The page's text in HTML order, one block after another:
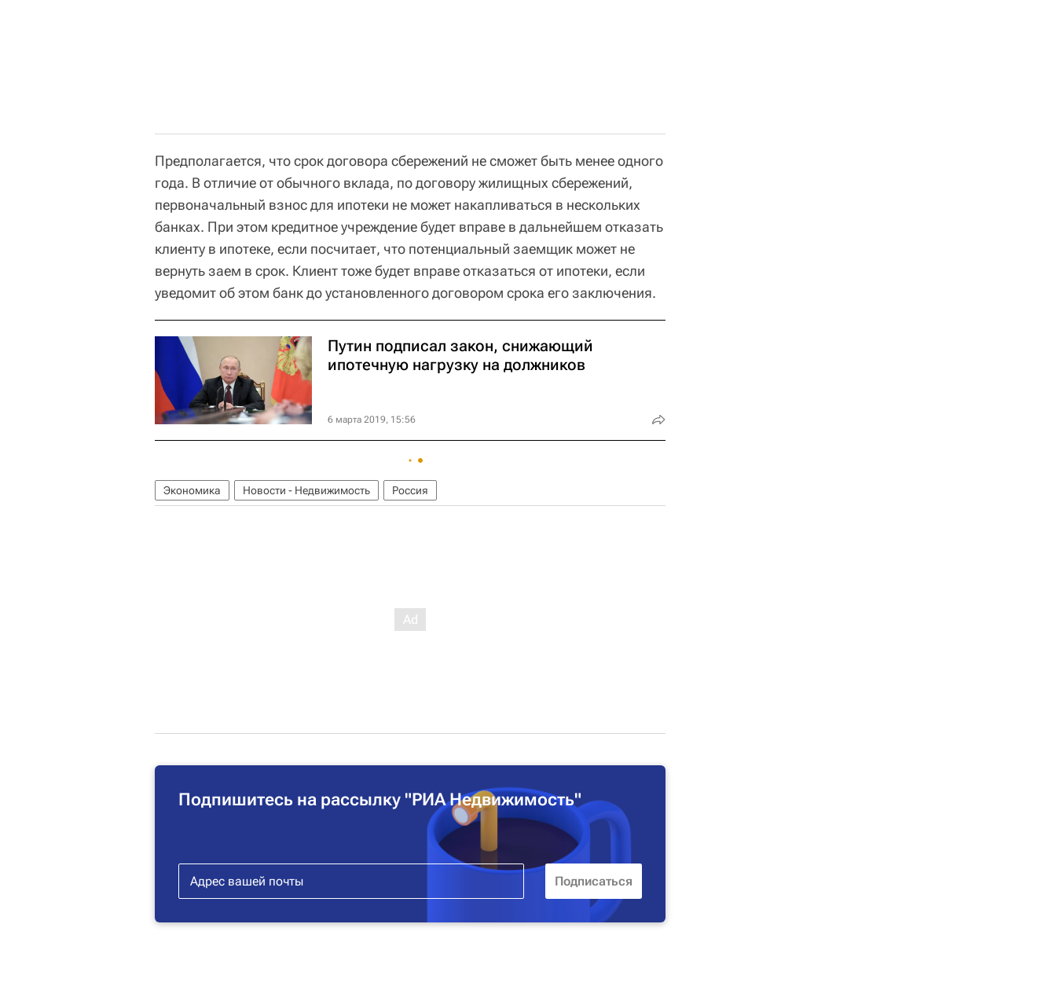
Предполагается, что срок договора сбережений не сможет быть менее одного
года. В отличие от обычного вклада, по договору жилищных сбережений,
первоначальный взнос для ипотеки не может накапливаться в нескольких
банках. При этом кредитное учреждение будет вправе в дальнейшем отказать
клиенту в ипотеке, если посчитает, что потенциальный заемщик может не
вернуть заем в срок. Клиент тоже будет вправе отказаться от ипотеки, если
уведомит об этом банк до установленного договором срока его заключения.
Путин подписал закон, снижающий
ипотечную нагрузку на должников
6 марта 2019, 15:56
Экономика Новости - Недвижимость Россия
Подпишитесь на рассылку "РИА Недвижимость"